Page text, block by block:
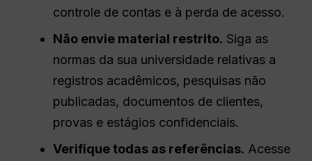
controle de contas e à perda de acesso.
Não envie material restrito. Siga as
normas da sua universidade relativas a
registros acadêmicos, pesquisas não
publicadas, documentos de clientes,
provas e estágios confidenciais.
Verifique todas as referências. Acesse